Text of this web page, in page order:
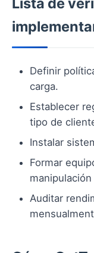
Lista de
Definir
carga.
Establecer
tipo de
Instalar
Formar
Auditar